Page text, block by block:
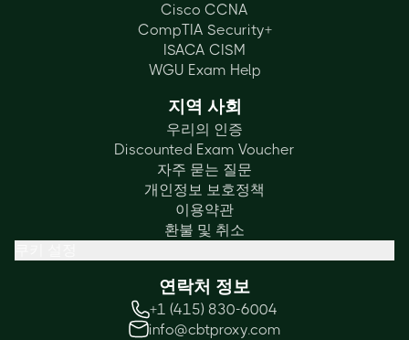
Cisco CCNA
CompTIA Security+
ISACA CISM
WGU Exam Help
지역 사회
우리의 인증
Discounted Exam Voucher
자주 묻는 질문
개인정보 보호정책
이용약관
환불 및 취소
연락처 정보
+1 (415) 830-6004
info@cbtproxy.com